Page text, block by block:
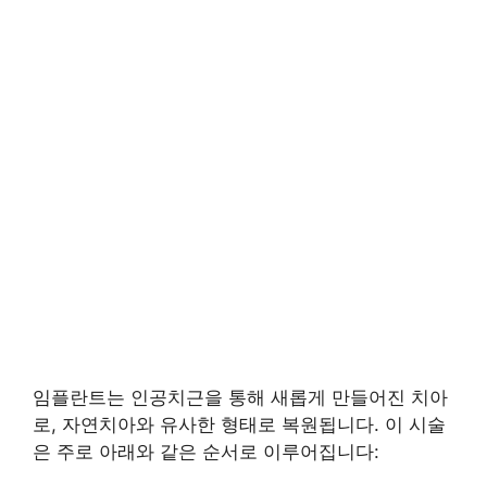
임플란트는 인공치근을 통해 새롭게 만들어진 치아
로, 자연치아와 유사한 형태로 복원됩니다. 이 시술
은 주로 아래와 같은 순서로 이루어집니다: